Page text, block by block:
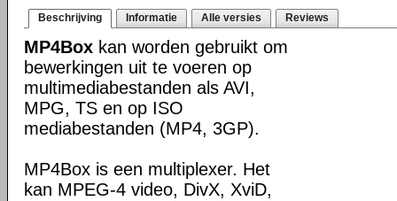
Beschrijving Informatie Alle versies Reviews
MP4Box kan worden gebruikt om
bewerkingen uit te voeren op
multimediabestanden als AVI,
MPG, TS en op ISO
mediabestanden (MP4, 3GP).
MP4Box is een multiplexer. Het
kan MPEG-4 video, DivX, XviD,